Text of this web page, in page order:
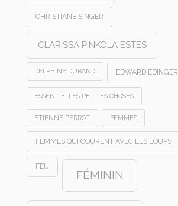
CHRISTIANE SINGER
CLARISSA PINKOLA ESTES
DELPHINE DURAND EDWARD EDINGER
ESSENTIELLES PETITES CHOSES
ETIENNE PERROT FEMMES
FEMMES QUI COURENT AVEC LES LOUPS
FEU
FÉMININ